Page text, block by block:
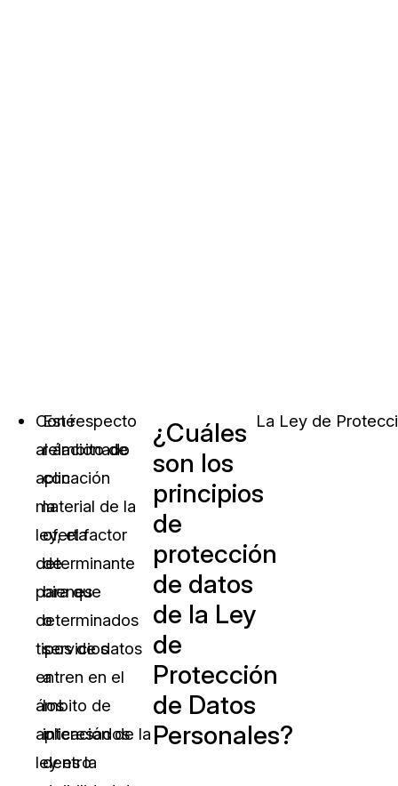
Esté
relacionado
con
la
oferta
de
bienes
o
servicios
a
los
interesados
dentro
Con respecto
al ámbito de
aplicación
material de la
ley, el factor
determinante
para que
determinados
tipos de datos
entren en el
ámbito de
aplicación de la
ley es la
¿Cuáles
son los
principios
de
protección
de datos
de la Ley
de
Protección
de Datos
Personales?
La Ley de